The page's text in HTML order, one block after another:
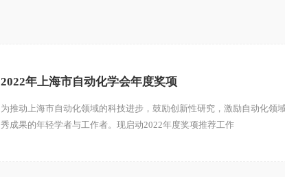
2022年上海市自动化学会年度奖项
为推动上海市自动化领域的科技进步，鼓励创新性研究，激励自动化领
秀成果的年轻学者与工作者。现启动2022年度奖项推荐工作